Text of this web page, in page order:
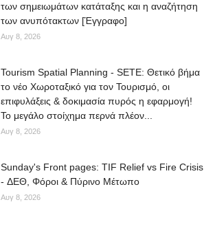
των σημειωμάτων κατάταξης και η αναζήτηση
των ανυπότακτων [Έγγραφο]
Αυγ 8, 2026
Tourism Spatial Planning - SETE: Θετικό βήμα
το νέο Χωροταξικό για τον Τουρισμό, οι
επιφυλάξεις & δοκιμασία πυρός η εφαρμογή!
Το μεγάλο στοίχημα περνά πλέον...
Αυγ 8, 2026
Sunday's Front pages: TIF Relief vs Fire Crisis
- ΔΕΘ, Φόροι & Πύρινο Μέτωπο
Αυγ 8, 2026